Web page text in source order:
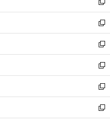
開
く
ド
ウ
で
開
く
ィ
ン
ド
ウ
で
開
く
い
ウ
ィ
ン
ド
ウ
で
開
く
新
し
い
ウ
ィ
ン
ド
ウ
で
開
く
新
し
い
ウ
ィ
ン
ド
ウ
で
開
新
し
い
ウ
ィ
ン
ド
ウ
新
し
い
ウ
ィ
ン
新
し
い
ウ
新
し